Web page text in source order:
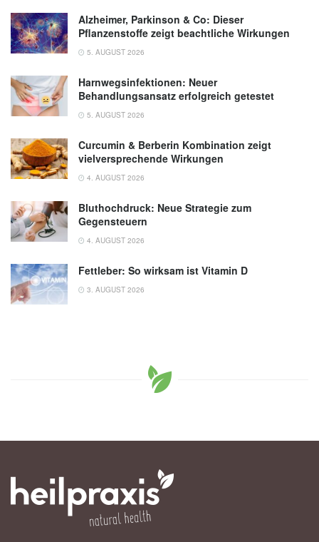
Alzheimer, Parkinson & Co: Dieser
Pflanzenstoffe zeigt beachtliche Wirkungen
5. AUGUST 2026
Harnwegsinfektionen: Neuer
Behandlungsansatz erfolgreich getestet
5. AUGUST 2026
Curcumin & Berberin Kombination zeigt
vielversprechende Wirkungen
4. AUGUST 2026
Bluthochdruck: Neue Strategie zum
Gegensteuern
4. AUGUST 2026
Fettleber: So wirksam ist Vitamin D
3. AUGUST 2026